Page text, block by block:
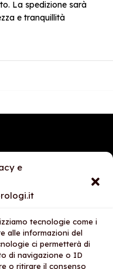
e
tecnologie come i
alle informazioni del
ci permetterà di
di navigazione o ID
o ritirare il consenso
La spedizione sarà
e tranquillità